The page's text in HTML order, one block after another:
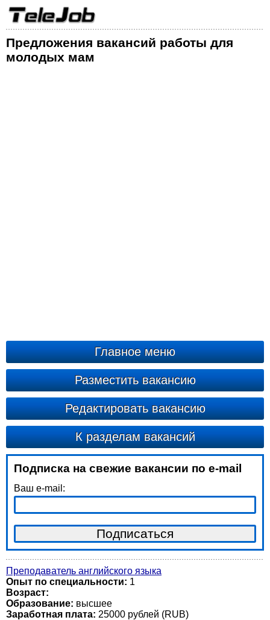
Предложения вакансий работы для
молодых мам
Главное меню
Разместить вакансию
Редактировать вакансию
К разделам вакансий
Подписка на свежие вакансии по e-mail
Ваш e-mail:
Преподаватель английского языка
Опыт по специальности: 1
Возраст:
Образование: высшее
Заработная плата: 25000 рублей (RUB)